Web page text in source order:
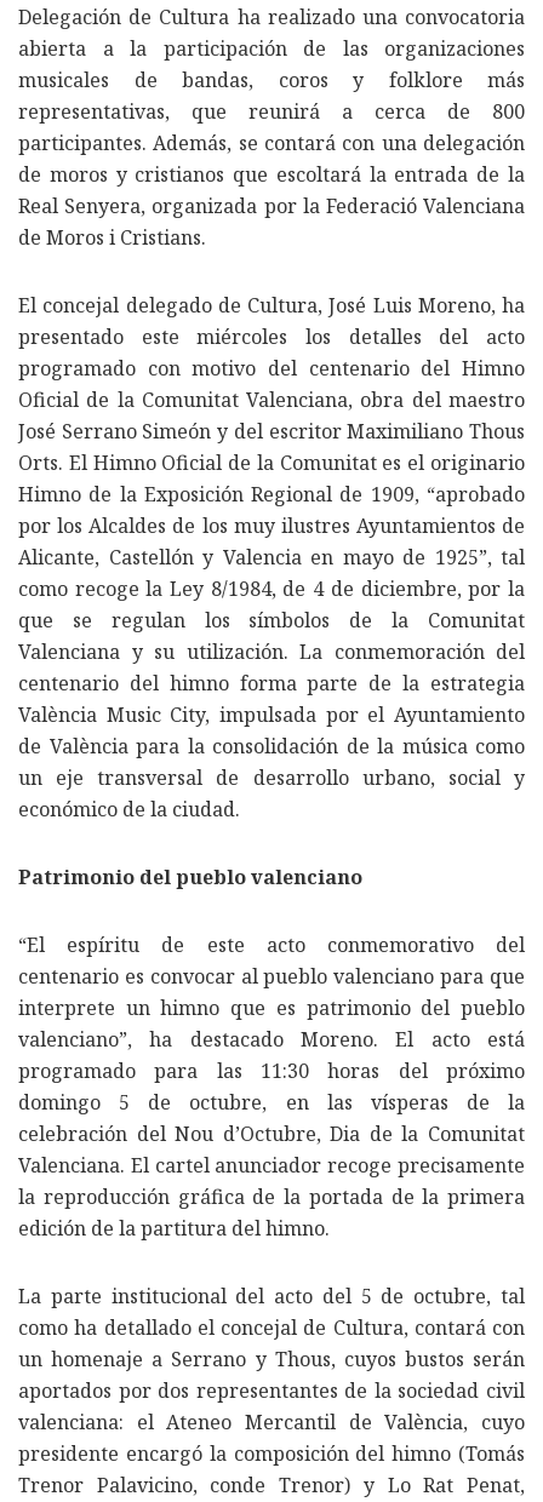
Delegación de Cultura ha realizado una convocatoria
abierta a la participación de las organizaciones
musicales de bandas, coros y folklore más
representativas, que reunirá a cerca de 800
participantes. Además, se contará con una delegación
de moros y cristianos que escoltará la entrada de la
Real Senyera, organizada por la Federació Valenciana
de Moros i Cristians.
El concejal delegado de Cultura, José Luis Moreno, ha
presentado este miércoles los detalles del acto
programado con motivo del centenario del Himno
Oficial de la Comunitat Valenciana, obra del maestro
José Serrano Simeón y del escritor Maximiliano Thous
Orts. El Himno Oficial de la Comunitat es el originario
Himno de la Exposición Regional de 1909, “aprobado
por los Alcaldes de los muy ilustres Ayuntamientos de
Alicante, Castellón y Valencia en mayo de 1925”, tal
como recoge la Ley 8/1984, de 4 de diciembre, por la
que se regulan los símbolos de la Comunitat
Valenciana y su utilización. La conmemoración del
centenario del himno forma parte de la estrategia
València Music City, impulsada por el Ayuntamiento
de València para la consolidación de la música como
un eje transversal de desarrollo urbano, social y
económico de la ciudad.
Patrimonio del pueblo valenciano
“El espíritu de este acto conmemorativo del
centenario es convocar al pueblo valenciano para que
interprete un himno que es patrimonio del pueblo
valenciano”, ha destacado Moreno. El acto está
programado para las 11:30 horas del próximo
domingo 5 de octubre, en las vísperas de la
celebración del Nou d’Octubre, Dia de la Comunitat
Valenciana. El cartel anunciador recoge precisamente
la reproducción gráfica de la portada de la primera
edición de la partitura del himno.
La parte institucional del acto del 5 de octubre, tal
como ha detallado el concejal de Cultura, contará con
un homenaje a Serrano y Thous, cuyos bustos serán
aportados por dos representantes de la sociedad civil
valenciana: el Ateneo Mercantil de València, cuyo
presidente encargó la composición del himno (Tomás
Trenor Palavicino, conde Trenor) y Lo Rat Penat,